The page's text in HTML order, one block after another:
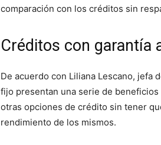
comparación con los créditos sin
Créditos con garantía
De acuerdo con Liliana Lescano, jefa
fijo presentan una serie de
otras opciones de crédito sin tener
rendimiento de los mismos.